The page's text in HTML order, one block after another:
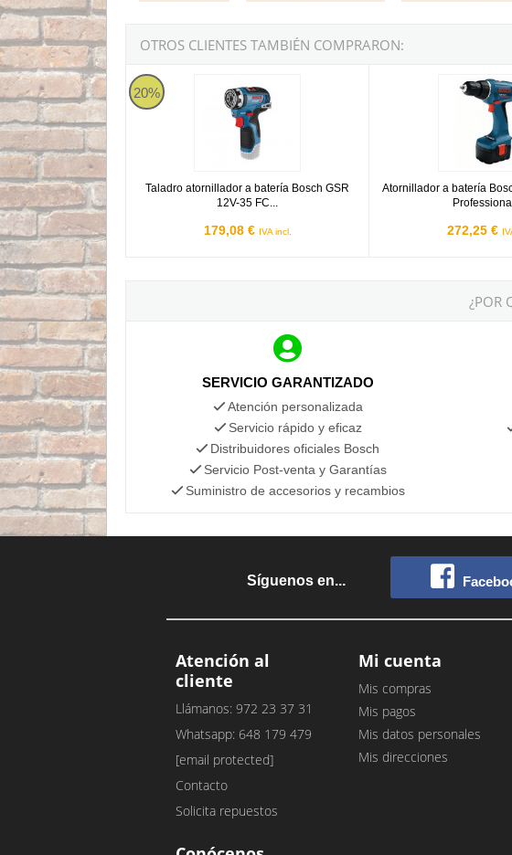
OTROS CLIENTES TAMBIÉN COMPRARON:
20%
Taladro atornillador a batería Bosch GSR
12V-35 FC...
179,08 € IVA incl.
Taladro atornillador a batería Bosch GSR 12V-35 FC Professional
Atornillador a batería
272,25 €
Atornillador a batería
¿POR
SERVICIO GARANTIZADO
Atención personalizada
Servicio rápido y eficaz
Distribuidores oficiales Bosch
Servicio Post-venta y Garantías
Suministro de accesorios y recambios
Síguenos en...
Atención al
cliente
Llámanos: 972 23 37 31
Whatsapp: 648 179 479
[email protected]
Contacto
Solicita repuestos
Mi cuenta
Mis compras
Mis pagos
Mis datos personales
Mis direcciones